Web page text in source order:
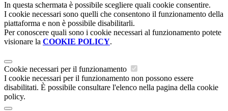
In questa schermata è possibile scegliere quali cookie consentire.
I cookie necessari sono quelli che consentono il funzionamento della
piattaforma e non è possibile disabilitarli.
Per conoscere quali sono i cookie necessari al funzionamento potete
visionare la COOKIE POLICY.
Cookie necessari per il funzionamento
I cookie necessari per il funzionamento non possono essere
disabilitati. È possibile consultare l'elenco nella pagina della cookie
policy.